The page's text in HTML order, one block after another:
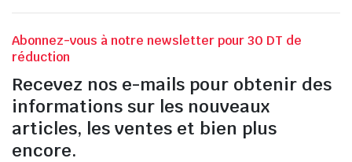
Abonnez-vous à notre newsletter pour 30 DT de
réduction
Recevez nos e-mails pour obtenir des
informations sur les nouveaux
articles, les ventes et bien plus
encore.